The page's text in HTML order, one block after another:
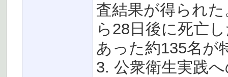
査結果が得られ
ら28日後に死亡
あった約135名が
3. 公衆衛生実践